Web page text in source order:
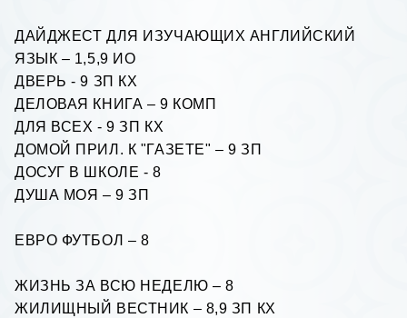
ДАЙДЖЕСТ ДЛЯ ИЗУЧАЮЩИХ АНГЛИЙСКИЙ
ЯЗЫК – 1,5,9 ИО
ДВЕРЬ - 9 ЗП КХ
ДЕЛОВАЯ КНИГА – 9 КОМП
ДЛЯ ВСЕХ - 9 ЗП КХ
ДОМОЙ ПРИЛ. К "ГАЗЕТЕ" – 9 ЗП
ДОСУГ В ШКОЛЕ - 8
ДУША МОЯ – 9 ЗП
ЕВРО ФУТБОЛ – 8
ЖИЗНЬ ЗА ВСЮ НЕДЕЛЮ – 8
ЖИЛИЩНЫЙ ВЕСТНИК – 8,9 ЗП КХ